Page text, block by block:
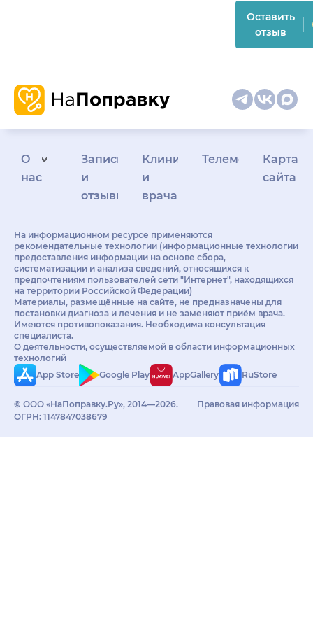
Оставить
отзыв
О
нас
Запись
и
отзывы
Клиникам
и
врачам
Телемедицина
Карта
сайта
На информационном ресурсе применяются
рекомендательные технологии (информационные технологии
предоставления информации на основе сбора,
систематизации и анализа сведений, относящихся к
предпочтениям пользователей сети "Интернет", находящихся
на территории Российской Федерации)
Материалы, размещённые на сайте, не предназначены для
постановки диагноза и лечения и не заменяют приём врача.
Имеются противопоказания. Необходима консультация
специалиста.
О деятельности, осуществляемой в области информационных
технологий
App Store
Google Play AppGallery RuStore
© ООО «НаПоправку.Ру», 2014—2026.
ОГРН: 1147847038679
Правовая информация